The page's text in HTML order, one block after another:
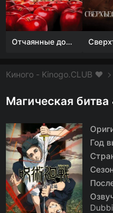
Отчаянные домохозяйки (1 сезон)
Киного - Kinogo.CLUB ❤️
Магическая
Год